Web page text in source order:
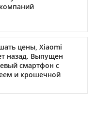
цены, Xiaomi
назад. Выпущен
смартфон с
и крошечной